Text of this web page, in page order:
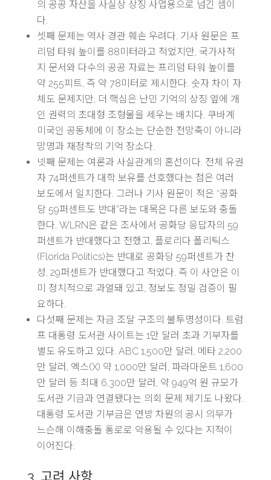
의 공공 자산을 사실상 상징 사업용으로 넘긴 셈이
다.
셋째 문제는 역사 경관 훼손 우려다. 기사 원문은 프
리덤 타워 높이를 88미터라고 적었지만, 국가사적
지 문서와 다수의 공공 자료는 프리덤 타워 높이를
약 255피트, 즉 약 78미터로 제시한다. 숫자 차이 자
체도 문제지만, 더 핵심은 난민 기억의 상징 옆에 개
인 권력의 초대형 조형물을 세우는 배치다. 쿠바계
미국인 공동체에 이 장소는 단순한 전망축이 아니라
망명과 재정착의 기억 장소다.
넷째 문제는 여론과 사실관계의 혼선이다. 전체 유권
자 74퍼센트가 대학 보유를 선호했다는 점은 여러
보도에서 일치한다. 그러나 기사 원문이 적은 “공화
당 59퍼센트도 반대”라는 대목은 다른 보도와 충돌
한다. WLRN은 같은 조사에서 공화당 응답자의 59
퍼센트가 반대했다고 전했고, 플로리다 폴리틱스
(Florida Politics)는 반대로 공화당 59퍼센트가 찬
성, 29퍼센트가 반대했다고 적었다. 즉 이 사안은 이
미 정치적으로 과열돼 있고, 정보도 정밀 검증이 필
요하다.
다섯째 문제는 자금 조달 구조의 불투명성이다. 트럼
프 대통령 도서관 사이트는 1만 달러 초과 기부자를
별도 유도하고 있다. ABC 1,500만 달러, 메타 2,200
만 달러, 엑스(X) 약 1,000만 달러, 파라마운트 1,600
만 달러 등 최대 6,300만 달러, 약 949억 원 규모가
도서관 기금과 연결됐다는 의회 문제 제기도 나왔다.
대통령 도서관 기부금은 연방 차원의 공시 의무가
느슨해 이해충돌 통로로 악용될 수 있다는 지적이
이어진다.
3. 고려 사항